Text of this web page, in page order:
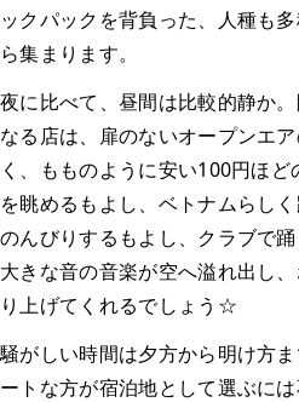
ックパックを背負った、人種も
ら集まります。
夜に比べて、昼間は比較的静か
なる店は、扉のないオープンエ
く、もものように安い100円ほ
を眺めるもよし、ベトナムらし
のんびりするもよし、クラブで
大きな音の音楽が空へ溢れ出し
り上げてくれるでしょう☆
騒がしい時間は夕方から明け方
ートな方が宿泊地として選ぶに